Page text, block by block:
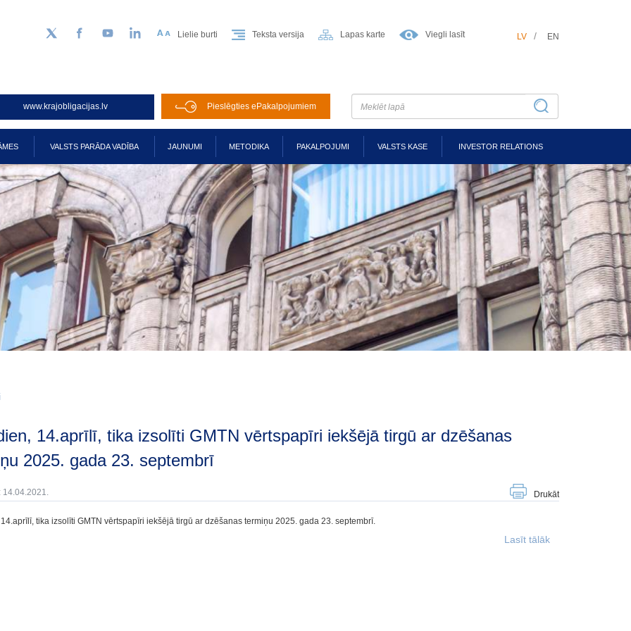
Sekojiet mums Twitter
FacebookYouTubeLinkedIn Lielie burti Teksta versija Lapas karte Viegli lasīt LV EN
www.krajobligacijas.lv Pieslēgties ePakalpojumiem
VALSTS PARĀDA VADĪBA JAUNUMI METODIKA PAKALPOJUMI VALSTS KASE INVESTOR RELATIONS
2025. gada 23. septembrī
14.04.2021. Drukāt
tika izsolīti GMTN vērtspapīri iekšējā tirgū ar dzēšanas termiņu 2025. gada 23. septembrī.
Lasīt tālāk